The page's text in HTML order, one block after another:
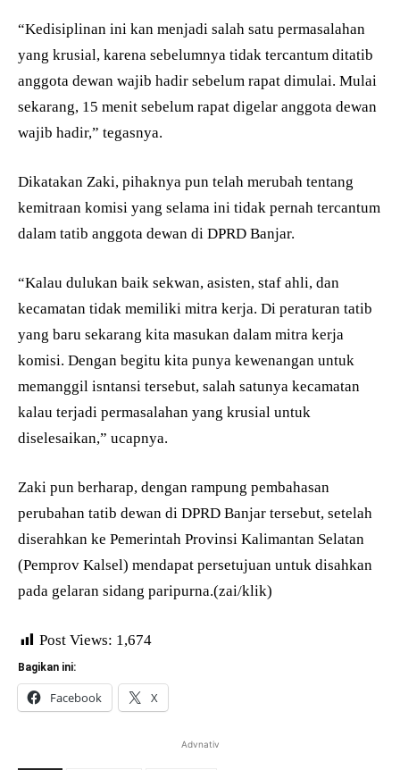
“Kedisiplinan ini kan menjadi salah satu permasalahan
yang krusial, karena sebelumnya tidak tercantum ditatib
anggota dewan wajib hadir sebelum rapat dimulai. Mulai
sekarang, 15 menit sebelum rapat digelar anggota dewan
wajib hadir,” tegasnya.
Dikatakan Zaki, pihaknya pun telah merubah tentang
kemitraan komisi yang selama ini tidak pernah tercantum
dalam tatib anggota dewan di DPRD Banjar.
“Kalau dulukan baik sekwan, asisten, staf ahli, dan
kecamatan tidak memiliki mitra kerja. Di peraturan tatib
yang baru sekarang kita masukan dalam mitra kerja
komisi. Dengan begitu kita punya kewenangan untuk
memanggil isntansi tersebut, salah satunya kecamatan
kalau terjadi permasalahan yang krusial untuk
diselesaikan,” ucapnya.
Zaki pun berharap, dengan rampung pembahasan
perubahan tatib dewan di DPRD Banjar tersebut, setelah
diserahkan ke Pemerintah Provinsi Kalimantan Selatan
(Pemprov Kalsel) mendapat persetujuan untuk disahkan
pada gelaran sidang paripurna.(zai/klik)
Post Views: 1,674
Bagikan ini:
Facebook X
Advnativ